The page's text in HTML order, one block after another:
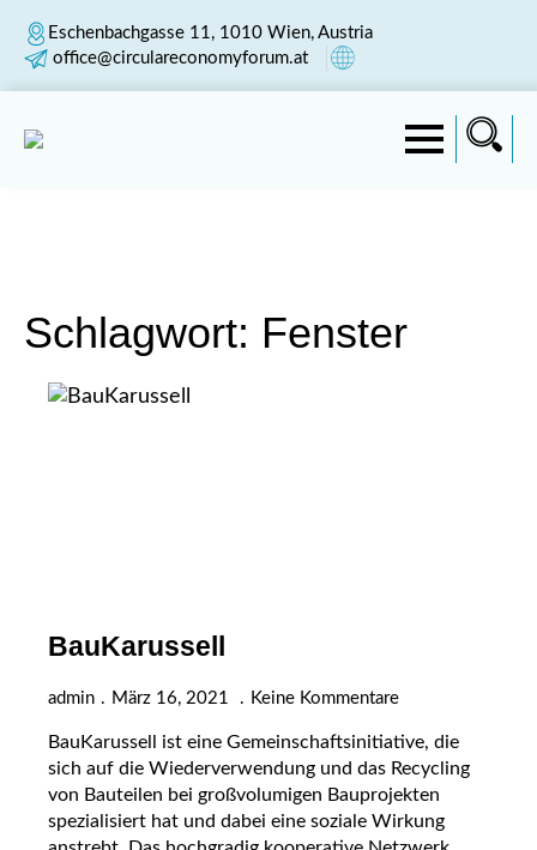
Eschenbachgasse 11, 1010 Wien, Austria
office@circulareconomyforum.at
Schlagwort: Fenster
BauKarussell
admin März 16, 2021 Keine Kommentare
BauKarussell ist eine Gemeinschaftsinitiative, die
sich auf die Wiederverwendung und das Recycling
von Bauteilen bei großvolumigen Bauprojekten
spezialisiert hat und dabei eine soziale Wirkung